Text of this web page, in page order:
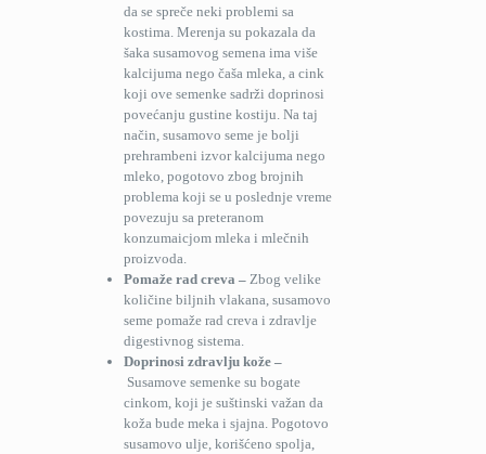
da se spreče neki problemi sa
kostima. Merenja su pokazala da
šaka susamovog semena ima više
kalcijuma nego čaša mleka, a cink
koji ove semenke sadrži doprinosi
povećanju gustine kostiju. Na taj
način, susamovo seme je bolji
prehrambeni izvor kalcijuma nego
mleko, pogotovo zbog brojnih
problema koji se u poslednje vreme
povezuju sa preteranom
konzumaicjom mleka i mlečnih
proizvoda.
Pomaže rad creva – Zbog velike
količine biljnih vlakana, susamovo
seme pomaže rad creva i zdravlje
digestivnog sistema.
Doprinosi zdravlju kože –
Susamove semenke su bogate
cinkom, koji je suštinski važan da
koža bude meka i sjajna. Pogotovo
susamovo ulje, korišćeno spolja,